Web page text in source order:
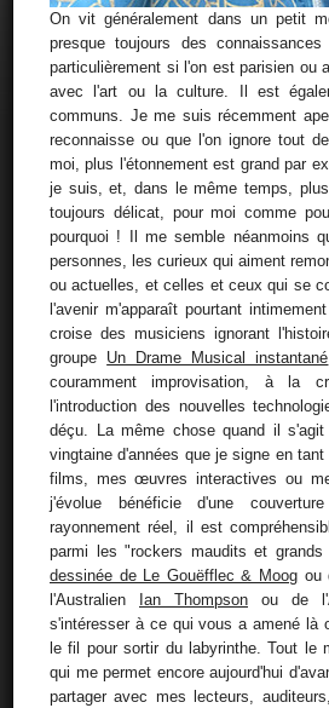
On vit généralement dans un petit
presque toujours des
particulièrement si l'on est parisien ou
avec l'art ou la culture. Il est
communs. Je me suis récemment
reconnaisse ou que l'on ignore tout
moi, plus l'étonnement est grand par
je suis, et, dans le même temps,
toujours délicat, pour moi comme
pourquoi ! Il me semble néanmoins
personnes, les curieux qui aiment
ou actuelles, et celles et ceux qui se
l'avenir m'apparaît pourtant
croise des musiciens ignorant
groupe Un Drame Musical instantané
couramment improvisation, à la
l'introduction des nouvelles
déçu. La même chose quand il
vingtaine d'années que je signe en
films, mes œuvres interactives ou
j'évolue bénéficie d'une
rayonnement réel, il est
parmi les "rockers maudits et
dessinée de Le Gouëfflec & Moog ou
l'Australien
Ian Thompson ou de
s'intéresser à ce qui vous a amené là
le fil pour sortir du labyrinthe. Tout le
qui me permet encore aujourd'hui
partager avec mes lecteurs,